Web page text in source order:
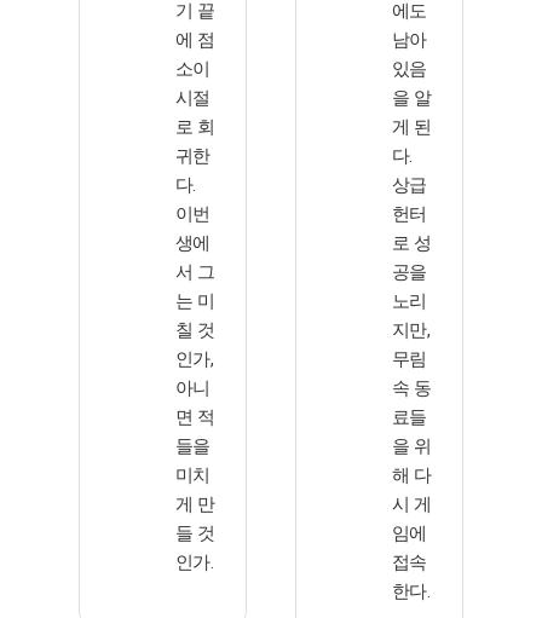
기 끝
에 점
소이
시절
로 회
귀한
다.
이번
생에
서 그
는 미
칠 것
인가,
아니
면 적
들을
미치
게 만
들 것
인가.
에도
남아
있음
을 알
게 된
다.
상급
헌터
로 성
공을
노리
지만,
무림
속 동
료들
을 위
해 다
시 게
임에
접속
한다.